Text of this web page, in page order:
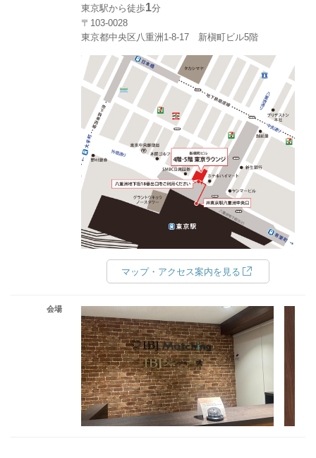
東京駅から徒歩1分
〒103-0028
東京都中央区八重洲1-8-17 新槇町ビル5階
マップ・アクセス案内を見る
会場